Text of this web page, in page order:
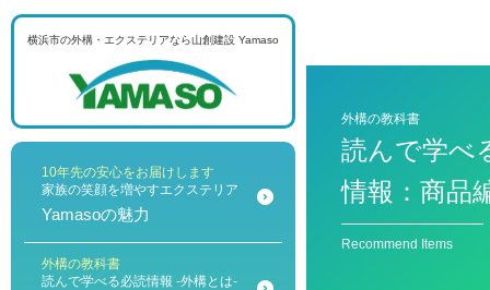
横浜市の外構・エクステリアなら山創建設 Yamaso
10年先の安心をお届けします
家族の笑顔を増やすエクステリア
Yamasoの魅力
外構の教科書
読んで学べる必読情報 -外構とは-
外構の教科書
読んで学べ
情報：商品
Recommend Items